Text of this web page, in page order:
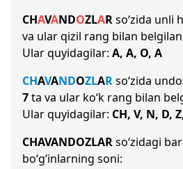
CHAVANDOZLARso‘zida unli
va ular qizil rang bilan
Ular quyidagilar: A, A, O, A
CHAVANDOZLARso‘zida
7ta va ular ko‘k rang bilan
Ular quyidagilar: CH, V, N, D,
CHAVANDOZLARso‘zidagi
bo‘g‘inlarning soni: